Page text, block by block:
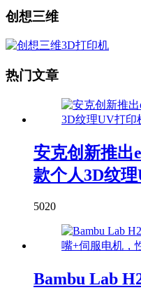
创想三维
热门文章
安克创新推出
款个人3D纹
5020
Bambu Lab